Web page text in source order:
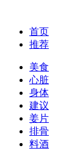
首页
推荐
美食
心脏
身体
建议
姜片
排骨
料酒